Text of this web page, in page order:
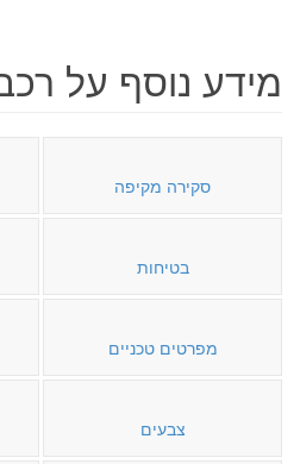
מידע נוסף על
סקירה מקיפה
בטיחות
מפרטים טכניים
צבעים